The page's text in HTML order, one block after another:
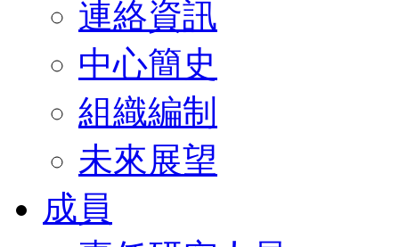
連絡資訊
中心簡史
組織編制
未來展望
成員